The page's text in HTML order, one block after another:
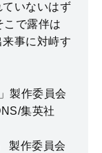
ていないはず
こで露伴は
来事に対峙す
製作委員会
集英社
製作委員会